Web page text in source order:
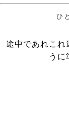
ひ
途中であれこれ
うに